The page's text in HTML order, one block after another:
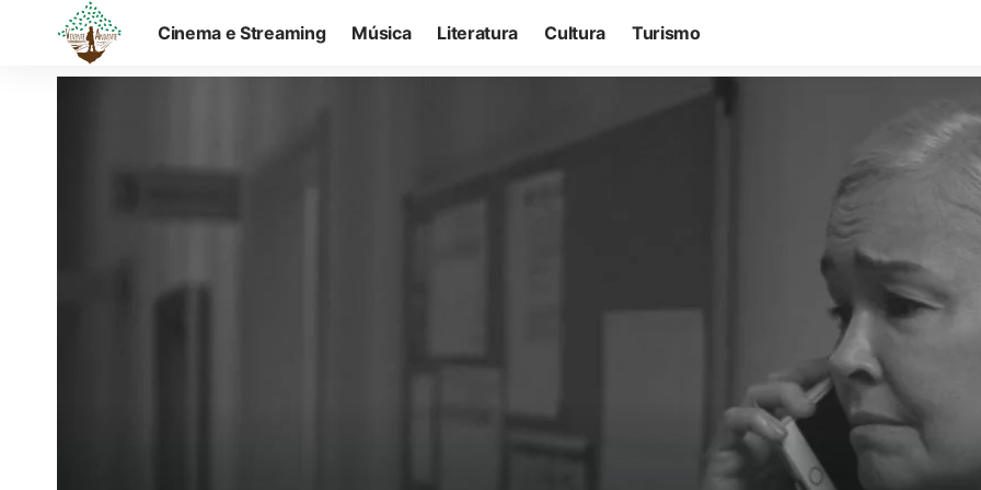
Cinema e Streaming Música Literatura Cultura Turismo